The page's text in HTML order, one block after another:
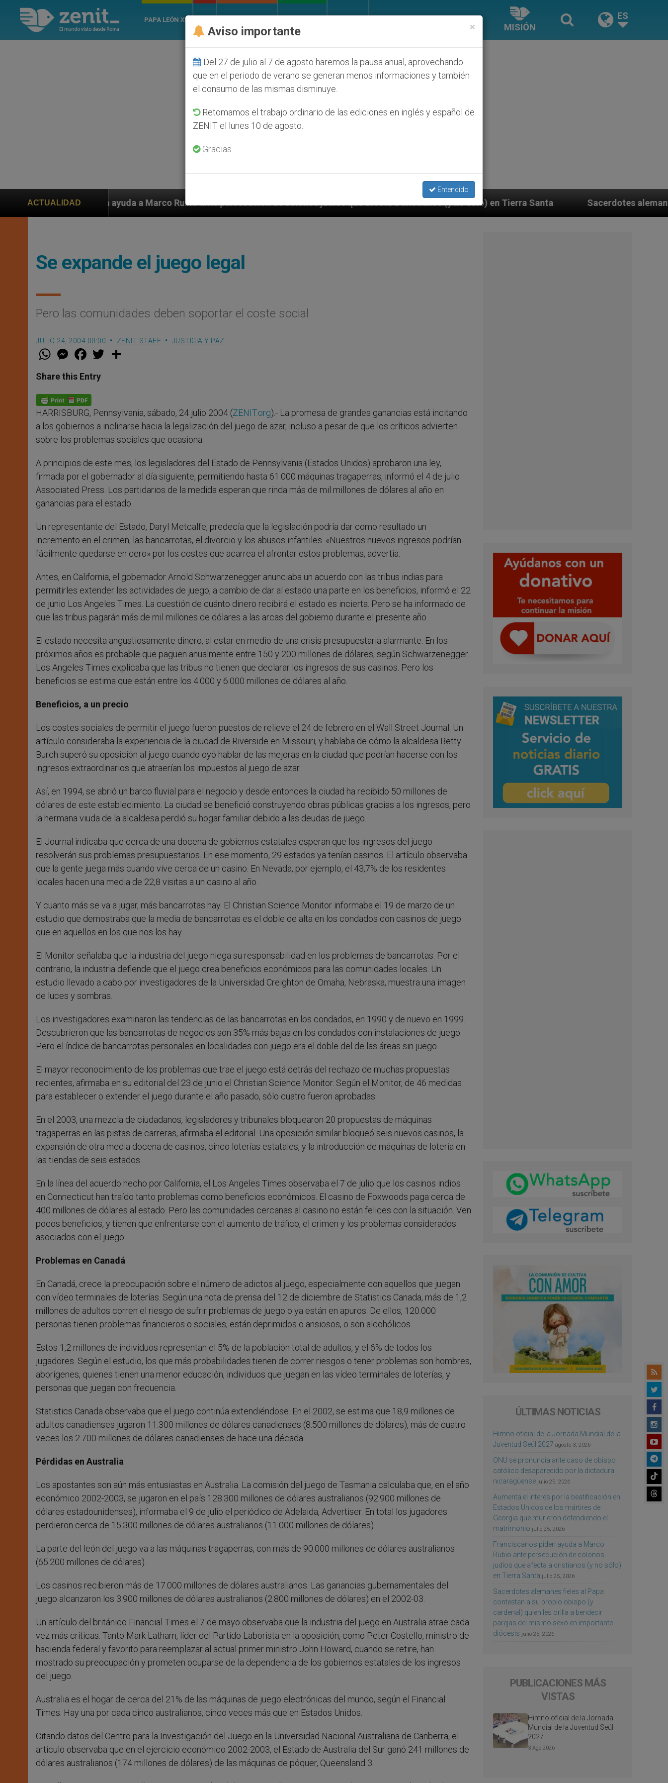
PAPA LEÓN XIV
MISIÓN
ES
ACTUALIDAD
ayuda a Marco Rubio ante persecución de colonos judíos que afecta a cristianos (y no sólo) en Tierra Santa Sacerdotes alemanes fieles al Papa
Se expande el juego legal
Pero las comunidades deben soportar el coste social
JULIO 24, 2004 00:00 ZENIT STAFF JUSTICIA Y PAZ
W
t
s
p
p
M
e
s
e
g
e
r
F
a
e
b
o
k
w
Share this Entry
HARRISBURG, Pennsylvania, sábado, 24 julio 2004 (ZENIT.org).- La promesa de grandes ganancias está incitando
a los gobiernos a inclinarse hacia la legalización del juego de azar, incluso a pesar de que los críticos advierten
sobre los problemas sociales que ocasiona.
A principios de este mes, los legisladores del Estado de Pennsylvania (Estados Unidos) aprobaron una ley,
firmada por el gobernador al día siguiente, permitiendo hasta 61.000 máquinas tragaperras, informó el 4 de julio
Associated Press. Los partidarios de la medida esperan que rinda más de mil millones de dólares al año en
ganancias para el estado.
Un representante del Estado, Daryl Metcalfe, predecía que la legislación podría dar como resultado un
incremento en el crimen, las bancarrotas, el divorcio y los abusos infantiles. «Nuestros nuevos ingresos podrían
fácilmente quedarse en cero» por los costes que acarrea el afrontar estos problemas, advertía.
Antes, en California, el gobernador Arnold Schwarzenegger anunciaba un acuerdo con las tribus indias para
permitirles extender las actividades de juego, a cambio de dar al estado una parte en los beneficios, informó el 22
de junio Los Angeles Times. La cuestión de cuánto dinero recibirá el estado es incierta. Pero se ha informado de
que las tribus pagarán más de mil millones de dólares a las arcas del gobierno durante el presente año.
El estado necesita angustiosamente dinero, al estar en medio de una crisis presupuestaria alarmante. En los
próximos años es probable que paguen anualmente entre 150 y 200 millones de dólares, según Schwarzenegger.
Los Angeles Times explicaba que las tribus no tienen que declarar los ingresos de sus casinos. Pero los
beneficios se estima que están entre los 4.000 y 6.000 millones de dólares al año.
Beneficios, a un precio
Los costes sociales de permitir el juego fueron puestos de relieve el 24 de febrero en el Wall Street Journal. Un
artículo consideraba la experiencia de la ciudad de Riverside en Missouri, y hablaba de cómo la alcaldesa Betty
Burch superó su oposición al juego cuando oyó hablar de las mejoras en la ciudad que podrían hacerse con los
ingresos extraordinarios que atraerían los impuestos al juego de azar.
Así, en 1994, se abrió un barco fluvial para el negocio y desde entonces la ciudad ha recibido 50 millones de
dólares de este establecimiento. La ciudad se benefició construyendo obras públicas gracias a los ingresos, pero
la hermana viuda de la alcaldesa perdió su hogar familiar debido a las deudas de juego.
El Journal indicaba que cerca de una docena de gobiernos estatales esperan que los ingresos del juego
resolverán sus problemas presupuestarios. En ese momento, 29 estados ya tenían casinos. El artículo observaba
que la gente juega más cuando vive cerca de un casino. En Nevada, por ejemplo, el 43,7% de los residentes
locales hacen una media de 22,8 visitas a un casino al año.
Y cuanto más se va a jugar, más bancarrotas hay. El Christian Science Monitor informaba el 19 de marzo de un
estudio que demostraba que la media de bancarrotas es el doble de alta en los condados con casinos de juego
que en aquellos en los que nos los hay.
El Monitor señalaba que la industria del juego niega su responsabilidad en los problemas de bancarrotas. Por el
contrario, la industria defiende que el juego crea beneficios económicos para las comunidades locales. Un
estudio llevado a cabo por investigadores de la Universidad Creighton de Omaha, Nebraska, muestra una imagen
de luces y sombras.
Los investigadores examinaron las tendencias de las bancarrotas en los condados, en 1990 y de nuevo en 1999.
Descubrieron que las bancarrotas de negocios son 35% más bajas en los condados con instalaciones de juego.
Pero el índice de bancarrotas personales en localidades con juego era el doble del de las áreas sin juego.
El mayor reconocimiento de los problemas que trae el juego está detrás del rechazo de muchas propuestas
recientes, afirmaba en su editorial del 23 de junio el Christian Science Monitor. Según el Monitor, de 46 medidas
para establecer o extender el juego durante el año pasado, sólo cuatro fueron aprobadas.
En el 2003, una mezcla de ciudadanos, legisladores y tribunales bloquearon 20 propuestas de máquinas
tragaperras en las pistas de carreras, afirmaba el editorial. Una oposición similar bloqueó seis nuevos casinos, la
expansión de otra media docena de casinos, cinco loterías estatales, y la introducción de máquinas de lotería en
las tiendas de seis estados.
En la línea del acuerdo hecho por California, el Los Angeles Times observaba el 7 de julio que los casinos indios
en Connecticut han traído tanto problemas como beneficios económicos. El casino de Foxwoods paga cerca de
400 millones de dólares al estado. Pero las comunidades cercanas al casino no están felices con la situación. Ven
pocos beneficios, y tienen que enfrentarse con el aumento de tráfico, el crimen y los problemas considerados
asociados con el juego.
Problemas en Canadá
En Canadá, crece la preocupación sobre el número de adictos al juego, especialmente con aquellos que juegan
con vídeo terminales de loterías. Según una nota de prensa del 12 de diciembre de Statistics Canada, más de 1,2
millones de adultos corren el riesgo de sufrir problemas de juego o ya están en apuros. De ellos, 120.000
personas tienen problemas financieros o sociales, están deprimidos o ansiosos, o son alcohólicos.
Estos 1,2 millones de individuos representan el 5% de la población total de adultos, y el 6% de todos los
jugadores. Según el estudio, los que más probabilidades tienen de correr riesgos o tener problemas son hombres,
aborígenes, quienes tienen una menor educación, individuos que juegan en las vídeo terminales de loterías, y
personas que juegan con frecuencia.
Statistics Canada observaba que el juego continúa extendiéndose. En el 2002, se estima que 18,9 millones de
adultos canadienses jugaron 11.300 millones de dólares canadienses (8.500 millones de dólares), más de cuatro
veces los 2.700 millones de dólares canadienses de hace una década.
Pérdidas en Australia
Los apostantes son aún más entusiastas en Australia. La comisión del juego de Tasmania calculaba que, en el año
económico 2002-2003, se jugaron en el país 128.300 millones de dólares australianos (92.900 millones de
dólares estadounidenses), informaba el 9 de julio el periódico de Adelaida, Advertiser. En total los jugadores
perdieron cerca de 15.300 millones de dólares australianos (11.000 millones de dólares).
La parte del león del juego va a las máquinas tragaperras, con más de 90.000 millones de dólares australianos
(65.200 millones de dólares).
Los casinos recibieron más de 17.000 millones de dólares australianos. Las ganancias gubernamentales del
juego alcanzaron los 3.900 millones de dólares australianos (2.800 millones de dólares) en el 2002-03.
Un artículo del británico Financial Times el 7 de mayo observaba que la industria del juego en Australia atrae cada
vez más críticas. Tanto Mark Latham, líder del Partido Laborista en la oposición, como Peter Costello, ministro de
hacienda federal y favorito para reemplazar al actual primer ministro John Howard, cuando se retire, han
mostrado su preocupación y prometen ocuparse de la dependencia de los gobiernos estatales de los ingresos
del juego.
Australia es el hogar de cerca del 21% de las máquinas de juego electrónicas del mundo, según el Financial
Times. Hay una por cada cinco australianos, cinco veces más que en Estados Unidos.
Citando datos del Centro para la Investigación del Juego en la Universidad Nacional Australiana de Canberra, el
artículo observaba que en el ejercicio económico 2002-2003, el Estado de Australia del Sur ganó 241 millones de
dólares australianos (174 millones de dólares) de las máquinas de póquer, Queensland 3
ÚLTIMAS NOTICIAS
Himno oficial de la Jornada Mundial de la
Juventud Seúl 2027 agosto 3, 2026
ONU se pronuncia ante caso de obispo
católico desaparecido por la dictadura
nicaragüense julio 25, 2026
Aumenta el interés por la beatificación en
Estados Unidos de los mártires de
Georgia que murieron defendiendo el
matrimonio julio 25, 2026
Franciscanos piden ayuda a Marco
Rubio ante persecución de colonos
judíos que afecta a cristianos (y no sólo)
en Tierra Santa julio 25, 2026
Sacerdotes alemanes fieles al Papa
contestan a su propio obispo (y
cardenal) quien les orilla a bendecir
parejas del mismo sexo en importante
diócesis julio 25, 2026
PUBLICACIONES MÁS
VISTAS
Himno oficial de la Jornada
Mundial de la Juventud Seúl
2027
3 Ago 2026
×
Aviso importante
Del 27 de julio al 7 de agosto haremos la pausa anual, aprovechando
que en el periodo de verano se generan menos informaciones y también
el consumo de las mismas disminuye.
Retomamos el trabajo ordinario de las ediciones en inglés y español de
ZENIT el lunes 10 de agosto.
Gracias.
Entendido